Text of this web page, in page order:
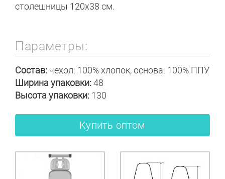
столешницы 120x38 см.
Параметры:
Состав: чехол: 100% хлопок, основа: 100% ППУ
Ширина упаковки:48
Высота упаковки: 130
Купить оптом